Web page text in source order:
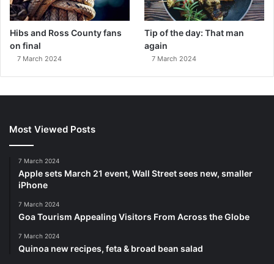
Hibs and Ross County fans
on final
7 March 2024
Tip of the day: That man
again
7 March 2024
Most Viewed Posts
7 March 2024
Apple sets March 21 event, Wall Street sees new, smaller
iPhone
7 March 2024
Goa Tourism Appealing Visitors From Across the Globe
7 March 2024
Quinoa new recipes, feta & broad bean salad